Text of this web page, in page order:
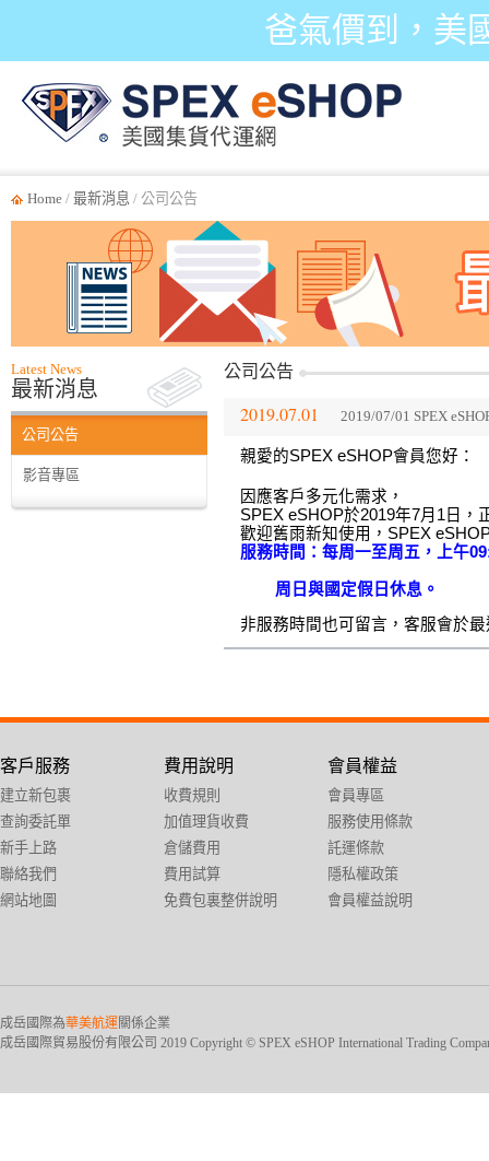
爸氣價到，美
Home / 最新消息 / 公司公告
Latest News
最新消息
公司公告
影音專區
公司公告
2019.07.01 2019/07/01 SPEX
親愛的SPEX eSHOP會員您好：
因應客戶多元化需求，
SPEX eSHOP於2019年7月1日，
歡迎舊雨新知使用， SPEX
服務時間：每周一至周五，上午
	周日與國定假日休息。
非服務時間也可留言，客服會於
客戶服務
建立新包裹
查詢委託單
新手上路
聯絡我們
網站地圖
費用說明
收費規則
加值理貨收費
倉儲費用
費用試算
免費包裏整併說明
會員權益
會員專區
服務使用條款
託運條款
隱私權政策
會員權益說明
成岳國際為華美航運關係企業
成岳國際貿易股份有限公司 2019 Copyright © SPEX eSHOP International Trading